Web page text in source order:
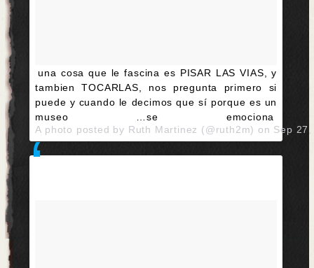
una cosa que le fascina es PISAR LAS VIAS, y
tambien TOCARLAS, nos pregunta primero si
puede y cuando le decimos que sí porque es un
museo …se emociona
A photo posted by Ruth Martinez (@ruth2m) on Sep